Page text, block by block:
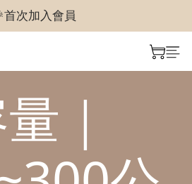
首次加入會員
首次加入會員
｜